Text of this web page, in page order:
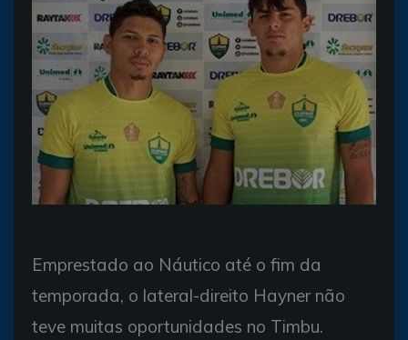
Emprestado ao Náutico até o fim da
temporada, o lateral-direito Hayner não
teve muitas oportunidades no Timbu.